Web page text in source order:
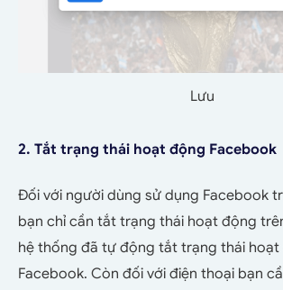
Lưu
2. Tắt trạng thái hoạt động Facebook
Đối với người dùng sử dụng Facebook
bạn chỉ cần tắt trạng thái hoạt động
hệ thống đã tự động tắt trạng thái hoạt
Facebook. Còn đối với điện thoại bạn